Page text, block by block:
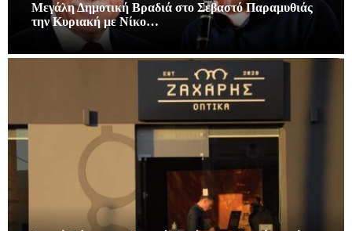
Μεγάλη Δημοτική Βραδιά στο Σεβαστό Παραμυθιάς
την Κυριακή με Νίκο…